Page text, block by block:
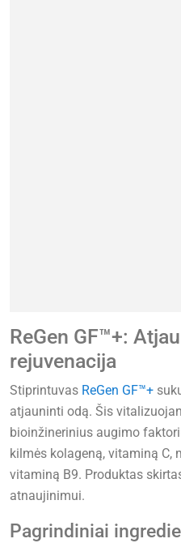
ReGen GF™+:
rejuvenacija
Stiprintuvas ReGen GF™+
atjauninti odą. Šis
bioinžinerinius augimo
kilmės kolageną, vitaminą C,
vitaminą B9. Produktas
atnaujinimui.
Pagrindiniai